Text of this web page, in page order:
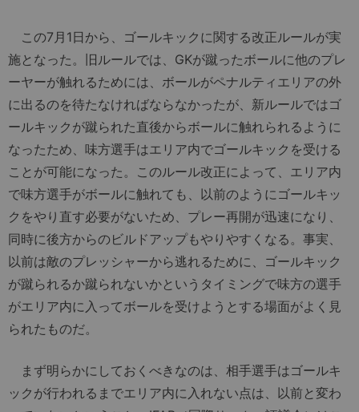
この7月1日から、ゴールキックに関する改正ルールが実
施となった。旧ルールでは、GKが蹴ったボールに他のプレ
ーヤーが触れるためには、ボールがペナルティエリアの外
に出るのを待たなければならなかったが、新ルールではゴ
ールキックが蹴られた直後からボールに触れられるように
なったため、味方選手はエリア内でゴールキックを受ける
ことが可能になった。このルール改正によって、エリア内
で味方選手がボールに触れても、以前のようにゴールキッ
クをやり直す必要がないため、プレー再開が迅速になり、
同時に後方からのビルドアップもやりやすくなる。事実、
以前は敵のプレッシャーから逃れるために、ゴールキック
が蹴られるか蹴られないかというタイミングで味方の選手
がエリア内に入ってボールを受けようとする場面がよく見
られたものだ。
まず明らかにしておくべきなのは、相手選手はゴールキ
ックが行われるまでエリア内に入れない点は、以前と変わ